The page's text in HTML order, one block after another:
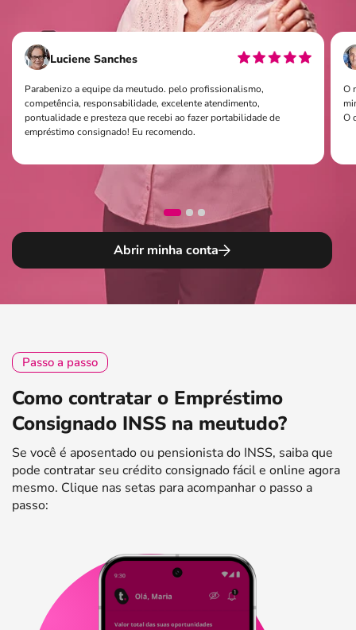
Luciene Sanches
Parabenizo a equipe da meutudo. pelo profissionalismo,
competência, responsabilidade, excelente atendimento,
pontualidade e presteza que recebi ao fazer portabilidade de
empréstimo consignado! Eu recomendo.
O
O
Abrir minha conta
Passo a passo
Como contratar o Empréstimo
Consignado INSS na meutudo?
Se você é aposentado ou pensionista do INSS, saiba que
pode contratar seu crédito consignado fácil e online agora
mesmo. Clique nas setas para acompanhar o passo a
passo: